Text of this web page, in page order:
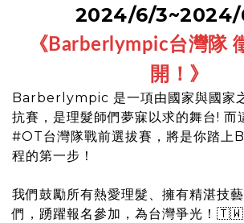
2024/6/3~2024/
《 Barberlympic台灣隊
開！ 》
Barberlympic 是一項由國家與國家
抗賽，是理髮師們夢寐以求的舞台!
#OT台灣隊戰前選拔賽，將是你踏
程的第一步！
我們鼓勵所有熱愛理髮、擁有精湛技
們，踴躍報名參加，為台灣爭光！